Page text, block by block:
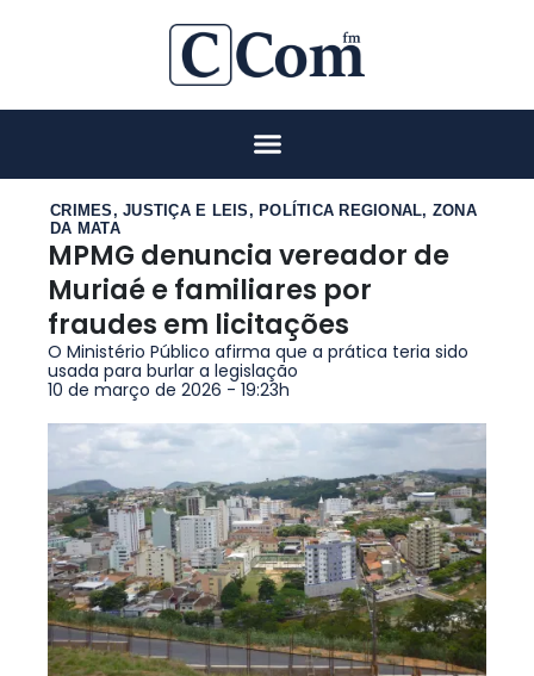
CRIMES ,JUSTIÇA E LEIS , POLÍTICA REGIONAL, ZONA
DA MATA
MPMG denuncia vereador de
Muriaé e familiares por
fraudes em licitações
O Ministério Público afirma que a prática teria sido
usada para burlar a legislação
10 de março de 2026 - 19:23h